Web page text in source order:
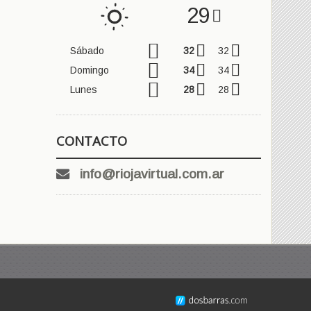
29
Sábado 32
32
Domingo
34
34
Lunes
28
28
CONTACTO
info@riojavirtual.com.ar